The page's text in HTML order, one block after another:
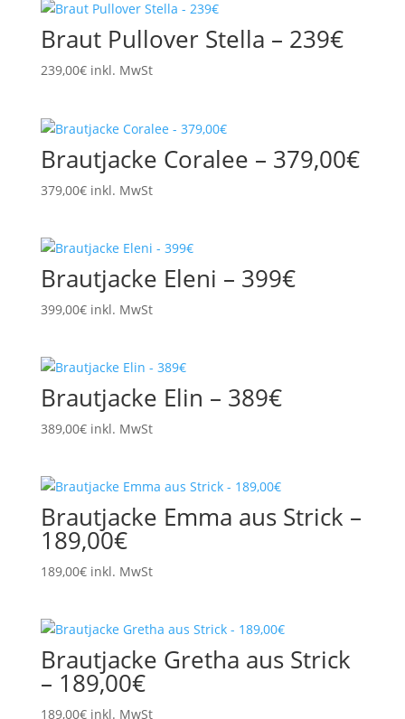
Braut Pullover Stella – 239€
239,00€ inkl. MwSt
Brautjacke Coralee – 379,00€
379,00€ inkl. MwSt
Brautjacke Eleni – 399€
399,00€ inkl. MwSt
Brautjacke Elin – 389€
389,00€ inkl. MwSt
Brautjacke Emma aus Strick –
189,00€
189,00€ inkl. MwSt
Brautjacke Gretha aus Strick
– 189,00€
189,00€ inkl. MwSt